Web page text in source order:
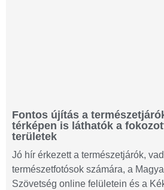
Fontos újítás a
térképen is láthatók a
területek
Jó hír érkezett a természetjárók,
természetfotósok számára, a
Szövetség online felületein és a